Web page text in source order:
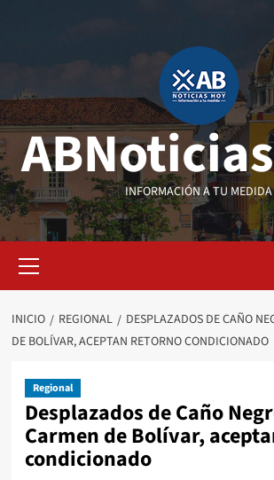
INFORMACIÓN A TU MEDIDA
primario
INICIO REGIONAL
DESPLAZADOS DE CAÑO
DE BOLÍVAR, ACEPTAN RETORNO CONDICIONADO
Regional
Desplazados de Caño
Carmen de Bolívar,
condicionado